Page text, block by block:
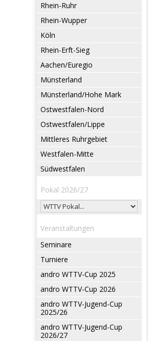
Rhein-Ruhr
Rhein-Wupper
Köln
Rhein-Erft-Sieg
Aachen/Euregio
Münsterland
Münsterland/Hohe Mark
Ostwestfalen-Nord
Ostwestfalen/Lippe
Mittleres Ruhrgebiet
Westfalen-Mitte
Südwestfalen
Pokal 2026/27
Veranstaltungen
Seminare
Turniere
andro WTTV-Cup 2025
andro WTTV-Cup 2026
andro WTTV-Jugend-Cup
2025/26
andro WTTV-Jugend-Cup
2026/27